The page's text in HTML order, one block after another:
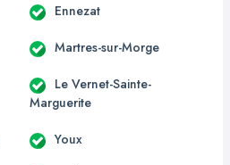
Ennezat
Martres-sur-Morge
Le Vernet-Sainte-
Marguerite
Youx